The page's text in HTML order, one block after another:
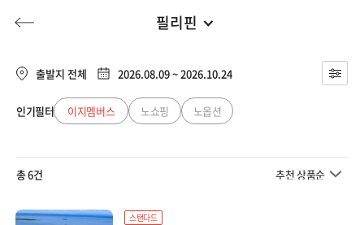
허니문 기획전/홈쇼핑 이벤트/혜택
투어플랜
허니문
필리핀
부산출발
대구출발
청주출발
일본
북해도
출발지 전체 2026.08.09 ~ 2026.10.24
인기필터 이지멤버스 노쇼핑 노옵션
총 6건 추천 상품순
스탠다드